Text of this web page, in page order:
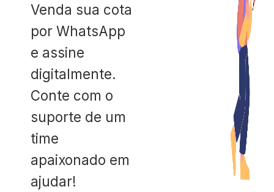
Venda sua cota
por WhatsApp
e assine
digitalmente.
Conte com o
suporte de um
time
apaixonado em
ajudar!